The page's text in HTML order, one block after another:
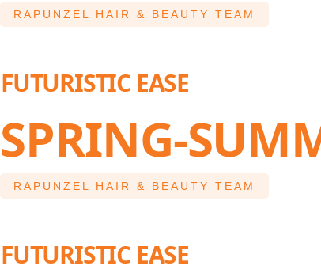
RAPUNZEL HAIR & BEAUTY TEAM
FUTURISTIC EASE
SPRING-
RAPUNZEL HAIR & BEAUTY TEAM
FUTURISTIC EASE